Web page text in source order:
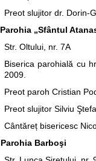
Preot slujitor dr.
Parohia „Sfântul
Str. Oltului, nr. 7A
Biserica parohială cu
2009.
Preot paroh Cristian
Preot slujitor Silviu
Cântăreț bisericesc
Parohia Barboşi